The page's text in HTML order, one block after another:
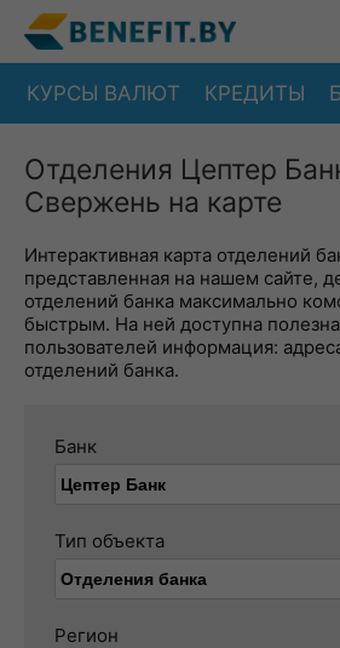
КУРСЫ ВАЛЮТ КРЕДИТЫ
Отделения Цептер
Свержень на карте
Интерактивная карта отделений
представленная на нашем сайте,
отделений банка максимально
быстрым. На ней доступна
пользователей информация:
отделений банка.
Банк
Тип объекта
Регион